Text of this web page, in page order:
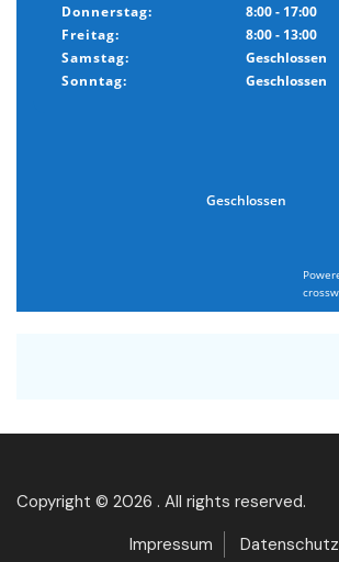
Donnerstag:
8:00 - 17:00
Freitag:
8:00 - 13:00
Samstag:
Geschlossen
Sonntag:
Geschlossen
Geschlossen
Copyright © 2026 . All rights reserved.
Impressum